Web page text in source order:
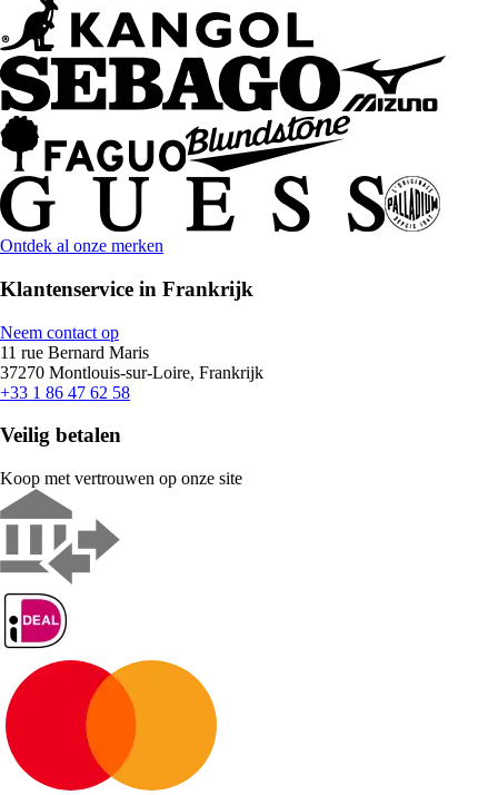
Ontdek al onze merken
Klantenservice in Frankrijk
Neem contact op
11 rue Bernard Maris
37270 Montlouis-sur-Loire, Frankrijk
+33 1 86 47 62 58
Veilig betalen
Koop met vertrouwen op onze site